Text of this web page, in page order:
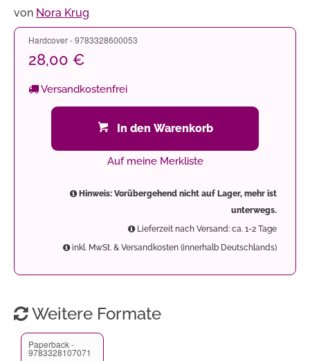
von Nora Krug
Hardcover - 9783328600053
28,00 €
Versandkostenfrei
In den Warenkorb
Auf meine Merkliste
Hinweis: Vorübergehend nicht auf Lager, mehr ist
unterwegs.
Lieferzeit nach Versand: ca. 1-2 Tage
inkl. MwSt. & Versandkosten (innerhalb Deutschlands)
Weitere Formate
Paperback -
9783328107071